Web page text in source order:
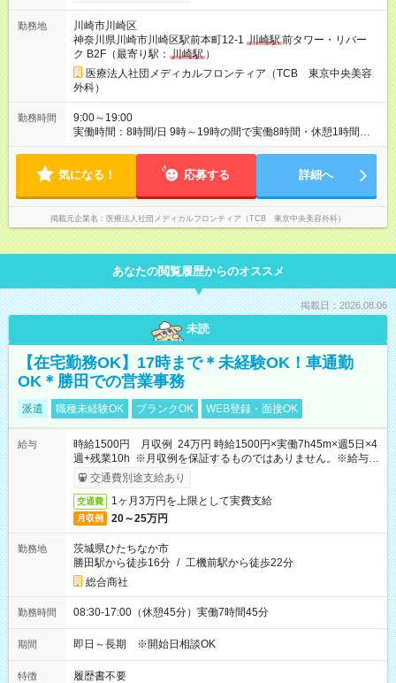
次昇給制度アリ】 年次昇給制度で毎年月給が上がっていくので
役職につかない場合でもしっかり昇給♪ 【大手ならではの豊富な
キャリアパス】 女性管理職割合86％！ クリニック内の役職だけ
ではなく、 TCBグループとしての役職、バックオフィスへの転
籍など 自ら手を挙げて挑戦することができます！ 【様々な業界
から活躍中】 平均年齢は27歳！ 美容部員やエステ、脱毛などの
近い業界から アパレル、飲食など他業界の接客業 事務、公務員
などの接客未経験者まで活躍中！ 未経験から憧れの美容業界へ
さ：6ヶ月 ※ 雇用形態と給与に、本採用時と異なる部分がありま
す。 雇用形態：中途採用（契約社員） 給与：月給 260,000円以
勤務地
川崎市川崎区
神奈川県川崎市川崎区駅前本町12-1 川崎駅前タワー・リバー
ク B2F（最寄り駅： 川崎駅 ）
医療法人社団メディカルフロンティア（TCB 東京中央美容
外科）
勤務時間
9:00～19:00
実働時間：8時間/日 9時～19時の間で実働8時間・休憩1時間
（クリニックにより9:00~18:00or10:00~19:00勤務） 【残業ほ
ィナーの予定を入れたり、お買い物、ピラティスのレッスンな
境です。
気になる！ 応募する 詳細へ
掲載元企業名 医療法人社団メディカルフロンティア（TCB 東京中央美容外科）
あなたの閲覧履歴からのオススメ
掲載日：2026.08.06
未読
【在宅勤務OK】17時まで＊未経験OK！車通勤
OK＊勝田での営業事務
派遣 職種未経験OK ブランクOK WEB登録・面接OK
給与
時給1500円 月収例 24万円 時給1500円×実働7h45m×週5日×4
週+残業10h ※月収例を保証するものではありません。※給与即
受取りサービス利用可（利用条件有）
交通費別途支給あり
交通費 1ヶ月3万円を上限として実費支給
月収例 20～25万円
勤務地
茨城県ひたちなか市
勝田駅から徒歩16分 / 工機前駅から徒歩22分
総合商社
勤務時間 08:30-17:00（休憩45分）実働7時間45分
期間 即日～長期 ※開始日相談OK
特徴 履歴書不要